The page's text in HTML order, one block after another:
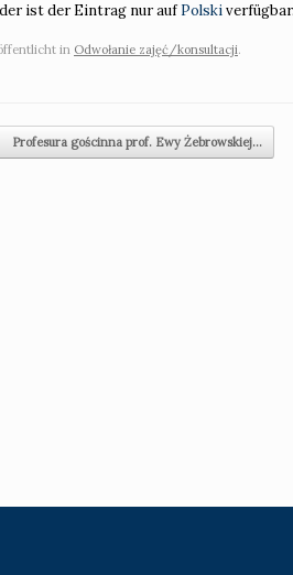
ist der Eintrag nur aufPolskiverfügbar.
in Odwołanie zajęć/konsultacji.
Profesura gościnna prof. Ewy Żebrowskiej…